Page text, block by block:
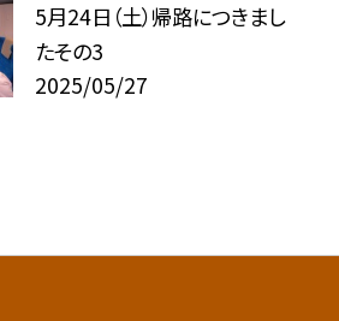
5月24日（土）帰路につきまし
たその3
2025/05/27